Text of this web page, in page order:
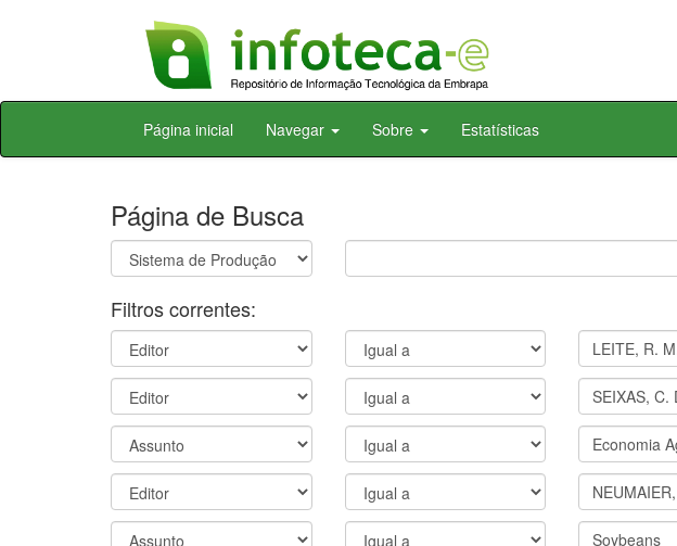
Skip
Página inicial Navegar Sobre Estatísticas
Página de Busca
Filtros correntes: